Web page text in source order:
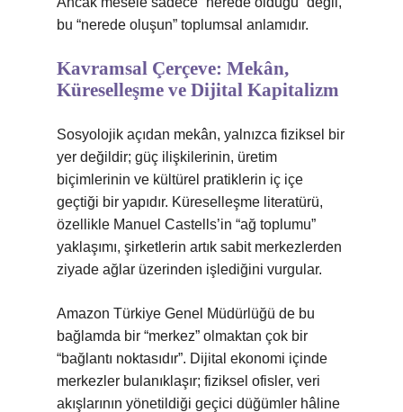
bu “nerede oluşun” toplumsal anlamıdır.
Kavramsal Çerçeve: Mekân,
Küreselleşme ve Dijital Kapitalizm
Sosyolojik açıdan mekân, yalnızca fiziksel bir
yer değildir; güç ilişkilerinin, üretim
biçimlerinin ve kültürel pratiklerin iç içe
geçtiği bir yapıdır. Küreselleşme literatürü,
özellikle Manuel Castells’in “ağ toplumu”
yaklaşımı, şirketlerin artık sabit merkezlerden
ziyade ağlar üzerinden işlediğini vurgular.
Amazon Türkiye Genel Müdürlüğü de bu
bağlamda bir “merkez” olmaktan çok bir
“bağlantı noktasıdır”. Dijital ekonomi içinde
merkezler bulanıklaşır; fiziksel ofisler, veri
akışlarının yönetildiği geçici düğümler hâline